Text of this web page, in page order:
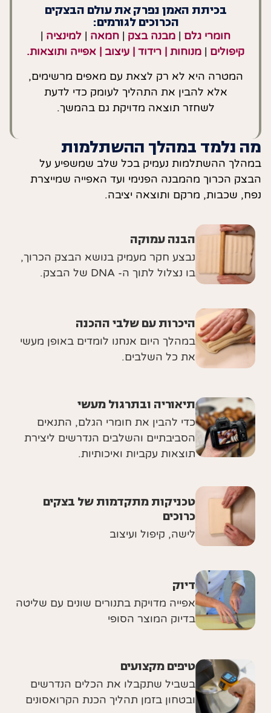
בכיתת האמן נפרק את עולם הבצקים
הכרוכים לגורמים:
חומרי גלם | מבנה בצק | חמאה | למינציה |
קיפולים | מנוחות | רידוד | עיצוב | אפייה ותוצאות.
המטרה היא לא רק לצאת עם מאפים מרשימים,
אלא להבין את התהליך לעומק כדי לדעת
לשחזר תוצאה מדויקת גם בהמשך.
מה נלמד במהלך ההשתלמות
במהלך ההשתלמות נעמיק בכל שלב שמשפיע על
הבצק הכרוך מהמבנה הפנימי ועד האפייה שמייצרת
נפח, שכבות, מרקם ותוצאה יציבה.
הבנה עמוקה
נבצע חקר מעמיק בנושא הבצק הכרוך,
בו נצלול לתוך ה- DNA של הבצק.
היכרות עם שלבי ההכנה
במהלך היום אנחנו לומדים באופן מעשי
את כל השלבים.
תיאוריה ובתרגול מעשי
כדי להבין את חומרי הגלם, התנאים
הסביבתיים והשלבים הנדרשים ליצירת
תוצאות עקביות ואיכותיות.
טכניקות מתקדמות של בצקים
כרוכים
לישה, קיפול ועיצוב
דיוק
אפייה מדויקת בתנורים שונים עם שליטה
בדיוק המוצר הסופי
טיפים מקצועים
בשביל שתקבלו את הכלים הנדרשים
ובטחון בזמן תהליך הכנת הקרואסונים